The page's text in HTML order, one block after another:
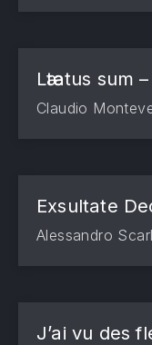
Lӕtatus sum
Claudio
Exsultate
Alessandro
J’ai vu des